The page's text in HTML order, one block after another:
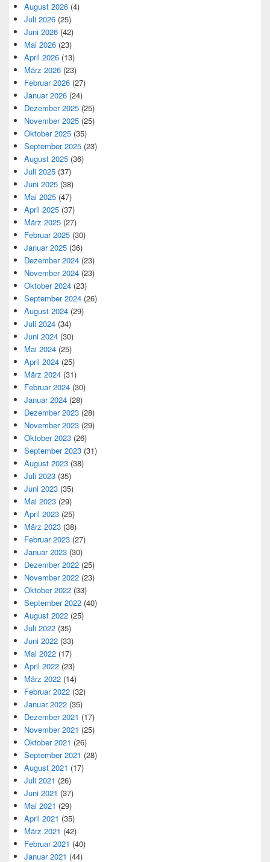
August 2026 (4)
Juli 2026 (25)
Juni 2026 (42)
Mai 2026 (23)
April 2026 (13)
März 2026 (23)
Februar 2026 (27)
Januar 2026 (24)
Dezember 2025 (25)
November 2025 (25)
Oktober 2025 (35)
September 2025 (23)
August 2025 (36)
Juli 2025 (37)
Juni 2025 (38)
Mai 2025 (47)
April 2025 (37)
März 2025 (27)
Februar 2025 (30)
Januar 2025 (36)
Dezember 2024 (23)
November 2024 (23)
Oktober 2024 (23)
September 2024 (26)
August 2024 (29)
Juli 2024 (34)
Juni 2024 (30)
Mai 2024 (25)
April 2024 (25)
März 2024 (31)
Februar 2024 (30)
Januar 2024 (28)
Dezember 2023 (28)
November 2023 (29)
Oktober 2023 (26)
September 2023 (31)
August 2023 (38)
Juli 2023 (35)
Juni 2023 (35)
Mai 2023 (29)
April 2023 (25)
März 2023 (38)
Februar 2023 (27)
Januar 2023 (30)
Dezember 2022 (25)
November 2022 (23)
Oktober 2022 (33)
September 2022 (40)
August 2022 (25)
Juli 2022 (35)
Juni 2022 (33)
Mai 2022 (17)
April 2022 (23)
März 2022 (14)
Februar 2022 (32)
Januar 2022 (35)
Dezember 2021 (17)
November 2021 (25)
Oktober 2021 (26)
September 2021 (28)
August 2021 (17)
Juli 2021 (26)
Juni 2021 (37)
Mai 2021 (29)
April 2021 (35)
März 2021 (42)
Februar 2021 (40)
Januar 2021 (44)